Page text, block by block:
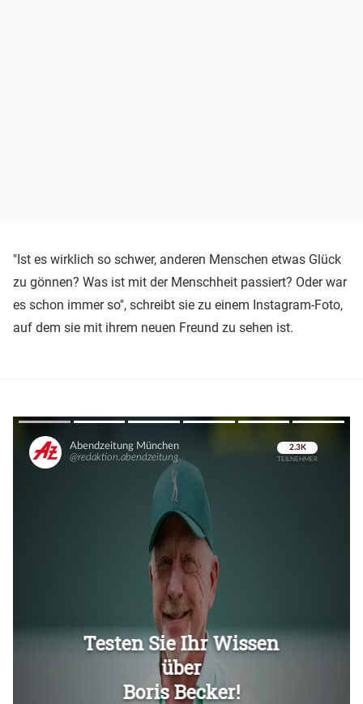
"Ist es wirklich so schwer, anderen Menschen etwas Glück
zu gönnen? Was ist mit der Menschheit passiert? Oder war
es schon immer so", schreibt sie zu einem Instagram-Foto,
auf dem sie mit ihrem neuen Freund zu sehen ist.
Überspringen